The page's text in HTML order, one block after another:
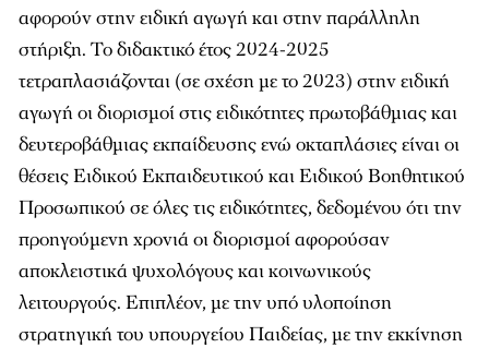
αφορούν στην ειδική αγωγή και στην παράλληλη
στήριξη. Το διδακτικό έτος 2024-2025
τετραπλασιάζονται (σε σχέση με το 2023) στην ειδική
αγωγή οι διορισμοί στις ειδικότητες πρωτοβάθμιας και
δευτεροβάθμιας εκπαίδευσης ενώ οκταπλάσιες είναι οι
θέσεις Ειδικού Εκπαιδευτικού και Ειδικού Βοηθητικού
Προσωπικού σε όλες τις ειδικότητες, δεδομένου ότι την
προηγούμενη χρονιά οι διορισμοί αφορούσαν
αποκλειστικά ψυχολόγους και κοινωνικούς
λειτουργούς. Επιπλέον, με την υπό υλοποίηση
στρατηγική του υπουργείου Παιδείας, με την εκκίνηση